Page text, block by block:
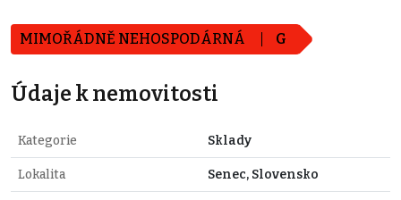
MIMOŘÁDNĚ NEHOSPODÁRNÁ G
Údaje k nemovitosti
Kategorie Sklady
Lokalita Senec, Slovensko